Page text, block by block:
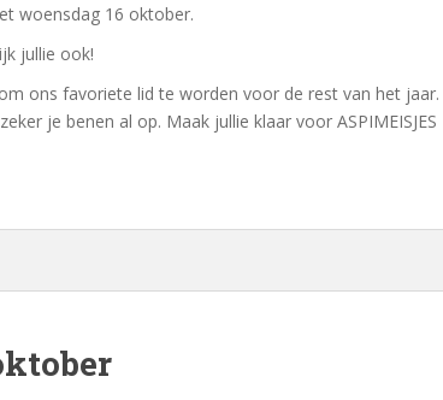
woensdag 16 oktober.
jullie ook!
ons favoriete lid te worden voor de rest van het jaar.
je benen al op. Maak jullie klaar voor ASPIMEISJES